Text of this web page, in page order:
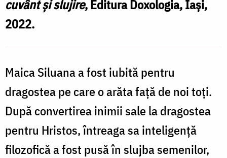
cuvânt și slujire, Editura Doxologia, Iași,
2022.
Maica Siluana a fost iubită pentru
dragostea pe care o arăta față de noi toți.
După convertirea inimii sale la dragostea
pentru Hristos, întreaga sa inteligență
filozofică a fost pusă în slujba semenilor,